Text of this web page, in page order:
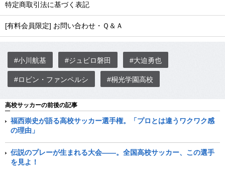
特定商取引法に基づく表記
[有料会員限定] お問い合わせ・Ｑ＆Ａ
#小川航基 #ジュビロ磐田 #大迫勇也
#ロビン・ファンペルシ #桐光学園高校
高校サッカーの前後の記事
福西崇史が語る高校サッカー選手権。「プロとは違うワクワク感
の理由」
伝説のプレーが生まれる大会――。全国高校サッカー、この選手
を見よ！